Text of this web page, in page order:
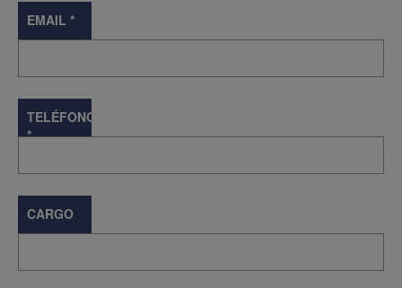
EMAIL *
TELÉFONO
*
CARGO